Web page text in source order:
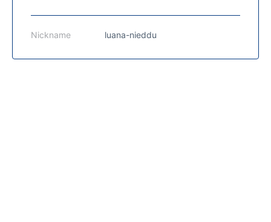
Nickname luana-nieddu